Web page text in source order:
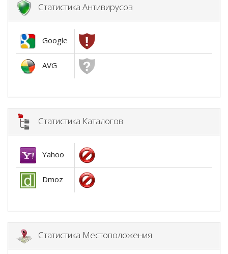
Статистика Антивирусов
Google
AVG
Статистика Каталогов
Yahoo
Dmoz
Статистика Местоположения